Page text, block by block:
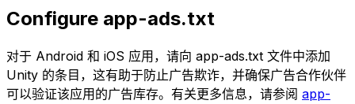
Configure app-ads.txt
对于 Android 和 iOS 应用，请向 app-ads.txt 文件中添加
Unity 的条目，这有助于防止广告欺诈，并确保广告合作伙伴
可以验证该应用的广告库存。有关更多信息，请参阅 app-